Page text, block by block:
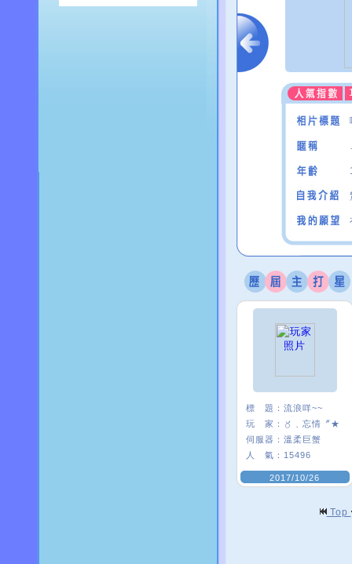
標 題： 流浪咩~~
玩 家：
〥﹑忘情〞★
伺服器： 溫柔巨蟹
人 氣： 15496
2017/10/26
Top